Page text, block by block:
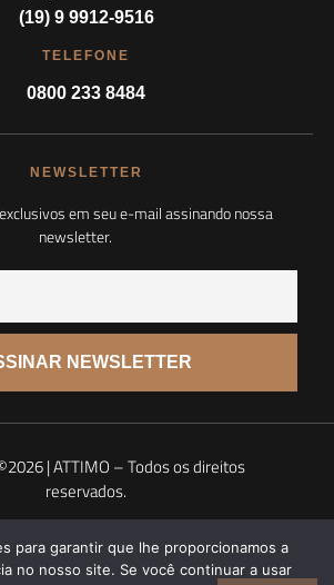
(19) 9 9912-9516
TELEFONE
0800 233 8484
NEWSLETTER
em seu e-mail assinando nossa
newsletter.
NEWSLETTER
| ATTIMO – Todos os direitos
reservados.
de privacidade |Termos de uso
para garantir que lhe proporcionamos a
no nosso site. Se você continuar a usar